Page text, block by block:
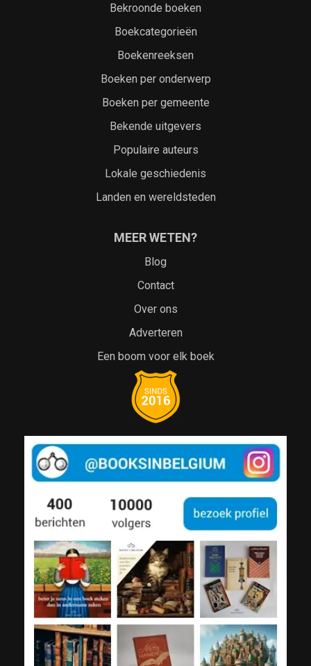
Bekroonde boeken
Boekcategorieën
Boekenreeksen
Boeken per onderwerp
Boeken per gemeente
Bekende uitgevers
Populaire auteurs
Lokale geschiedenis
Landen en wereldsteden
MEER WETEN?
Blog
Contact
Over ons
Adverteren
Een boom voor elk boek